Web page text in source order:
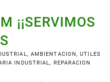
¡¡SERVIMOS
AMBIENTACION, UTILES
INDUSTRIAL, REPARACION